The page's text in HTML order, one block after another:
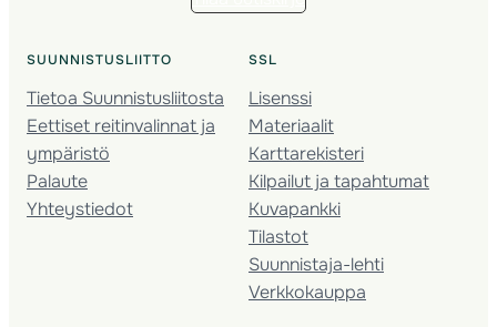
SUUNNISTUSLIITTO
Tietoa Suunnistusliitosta
Eettiset reitinvalinnat ja
ympäristö
Palaute
Yhteystiedot
SSL
Lisenssi
Materiaalit
Karttarekisteri
Kilpailut ja tapahtumat
Kuvapankki
Tilastot
Suunnistaja-lehti
Verkkokauppa